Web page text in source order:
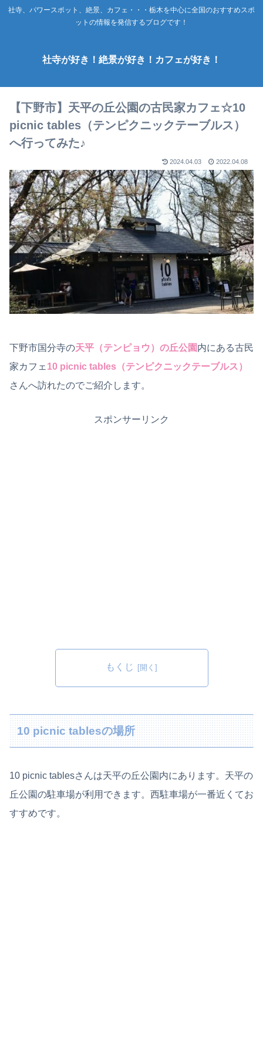
社寺、パワースポット、絶景、カフェ・・・栃木を中心に全国のおすすめスポ
ットの情報を発信するブログです！
社寺が好き！絶景が好き！カフェが好き！
【下野市】天平の丘公園の古民家カフェ☆10
picnic tables（テンピクニックテーブルス）
へ行ってみた♪
2024.04.03 2022.04.08
下野市国分寺の天平（テンピョウ）の丘公園内にある古民
家カフェ 10 picnic tables（テンピクニックテーブルス）
さんへ訪れたのでご紹介します。
スポンサーリンク
もくじ
10 picnic tablesの場所
10 picnic tablesさんは天平の丘公園内にあります。天平の
丘公園の駐車場が利用できます。西駐車場が一番近くてお
すすめです。